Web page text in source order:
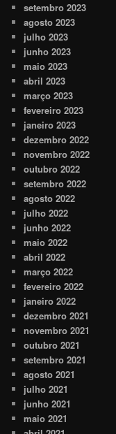
setembro 2023
agosto 2023
julho 2023
junho 2023
maio 2023
abril 2023
março 2023
fevereiro 2023
janeiro 2023
dezembro 2022
novembro 2022
outubro 2022
setembro 2022
agosto 2022
julho 2022
junho 2022
maio 2022
abril 2022
março 2022
fevereiro 2022
janeiro 2022
dezembro 2021
novembro 2021
outubro 2021
setembro 2021
agosto 2021
julho 2021
junho 2021
maio 2021